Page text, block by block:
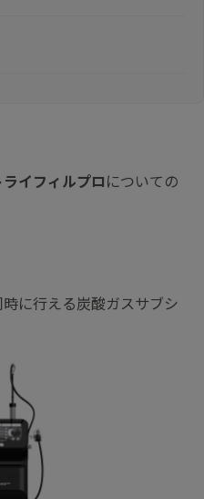
ライフィルプロ についての
時に行える炭酸ガスサブシ